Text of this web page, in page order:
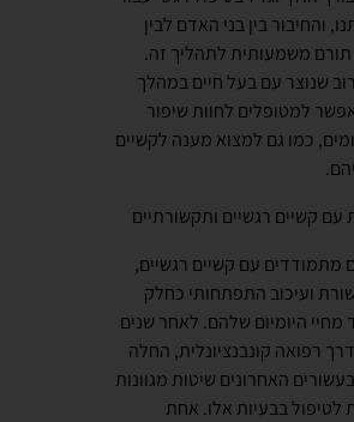
והחיבור בין בני האדם לבין
תורם משמעותית לתהליך זה.
שנוצר עם בעל חיים במהלך
למטופלים לחוות שיפור
כמו גם למצוא מענה לקשיים
קשיים רגשיים ותקשורתיים
מתמודדים עם קשיים רגשיים,
ועיכוב התפתחותי כחלק
מחיי היומיום שלהם. לאחר שנים
רפואה קונבנציונלית, החלה
האחרונים שיטות מגוונות
לטיפול בבעיות אלו. אחת